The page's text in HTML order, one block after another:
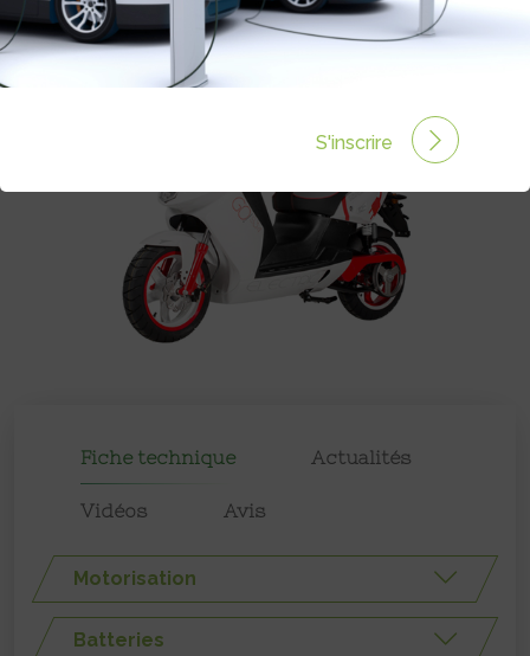
Fiche technique Actualités
Vidéos Avis
Motorisation
Batteries
S'inscrire